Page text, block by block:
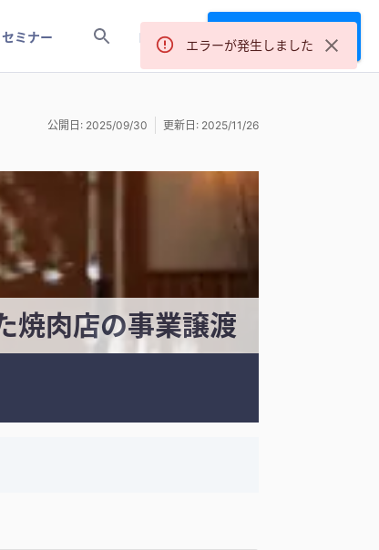
セミナー ログイン サービス登録
公開日: 2025/09/30 更新日: 2025/11/26
焼肉店の事業譲渡